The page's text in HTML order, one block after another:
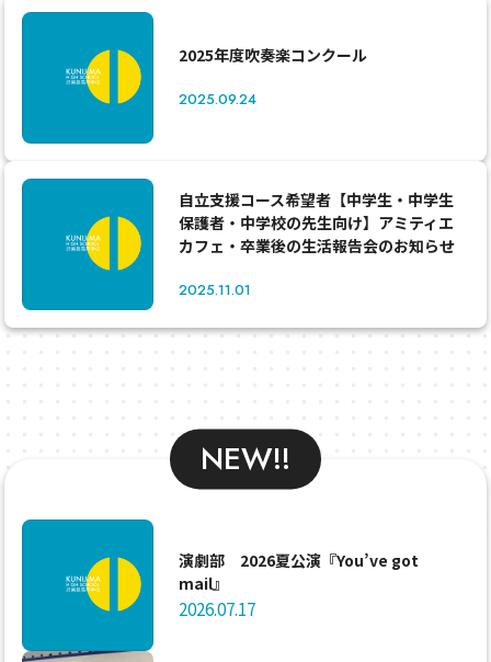
2025年度吹奏楽コンクール
2025.09.24
自立支援コース希望者【中学生・中学生
保護者・中学校の先生向け】アミティエ
カフェ・卒業後の生活報告会のお知らせ
2025.11.01
NEW!!
演劇部 2026夏公演『You’ve got
mail』
2026.07.17